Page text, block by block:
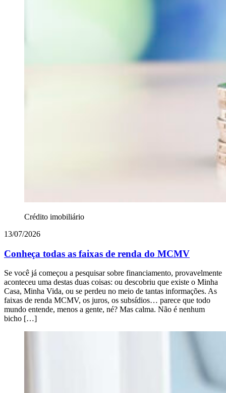
Crédito imobiliário
13/07/2026
Conheça todas as faixas de renda do MCMV
Se você já começou a pesquisar sobre financiamento, provavelmente
aconteceu uma destas duas coisas: ou descobriu que existe o Minha
Casa, Minha Vida, ou se perdeu no meio de tantas informações. As
faixas de renda MCMV, os juros, os subsídios… parece que todo
mundo entende, menos a gente, né? Mas calma. Não é nenhum
bicho […]